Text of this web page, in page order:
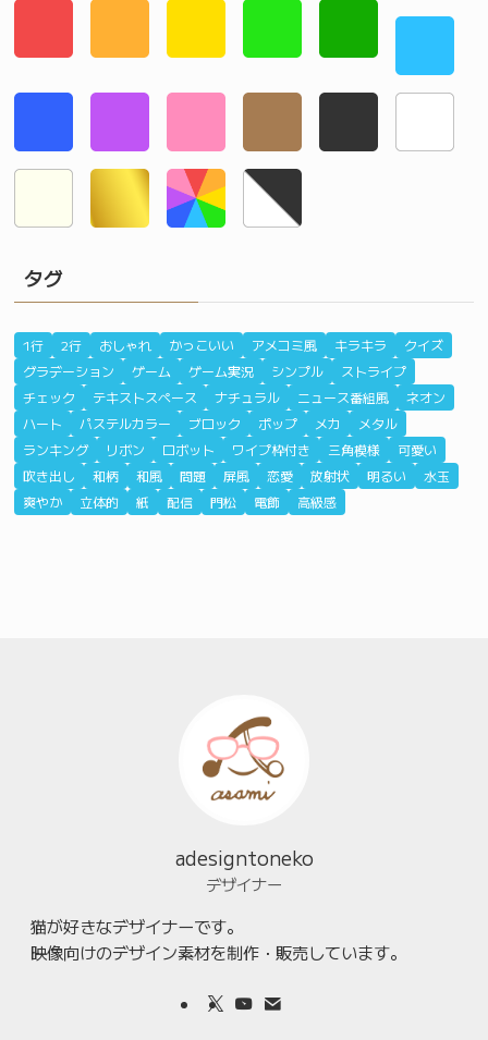
タグ
1行 2行 おしゃれ かっこいい アメコミ風 キラキラ
クイズ
グラデーション
ゲーム ゲーム実況 シンプル
ストライプ
チェック
テキストスペース ナチュラル ニュース番組風
ネオン
ハート
パステルカラー ブロック ポップ メカ
メタル
ランキング
リボン ロボット ワイプ枠付き 三角模様
可愛い
吹き出し
和柄 和風 問題 屏風 恋愛 放射状 明るい
水玉
爽やか
立体的 紙 配信 門松 電飾 高級感
adesigntoneko
デザイナー
猫が好きなデザイナーです。
映像向けのデザイン素材を制作・販売しています。